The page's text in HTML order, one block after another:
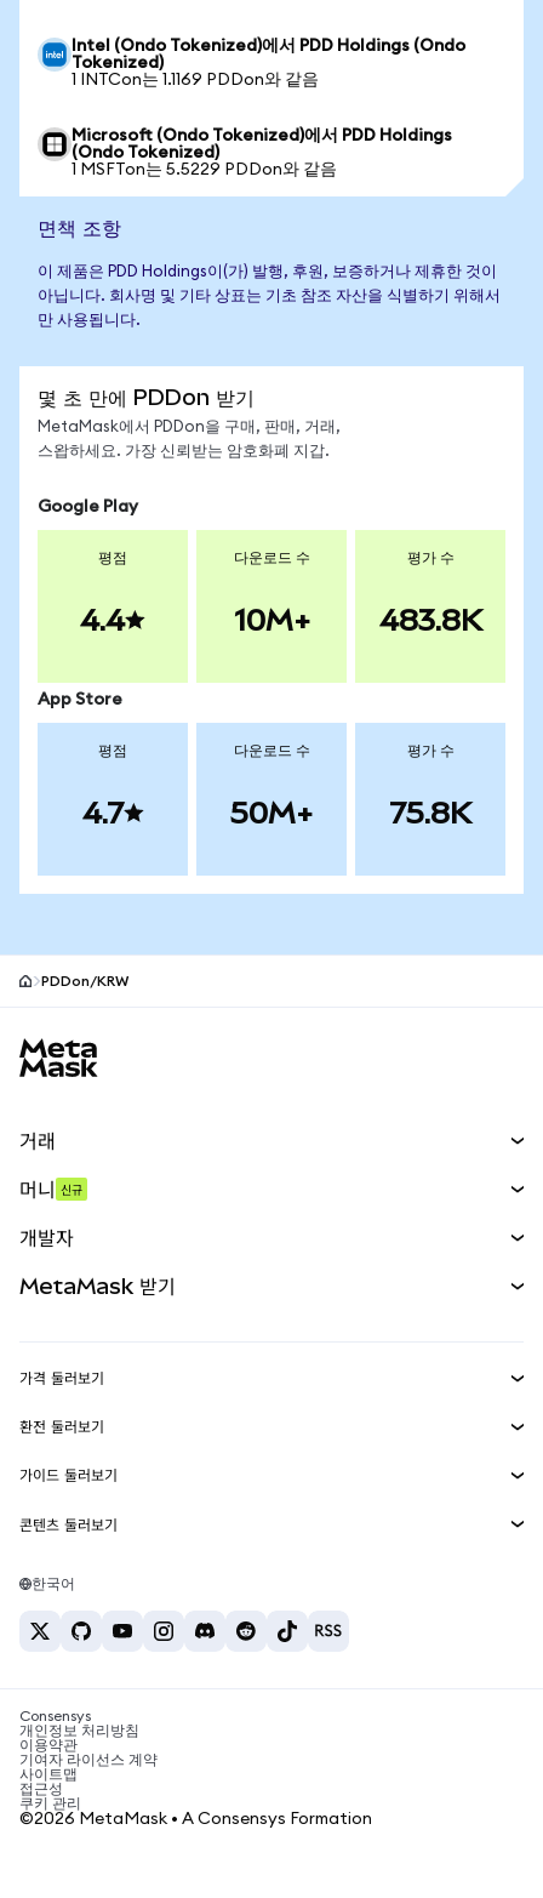
Intel (Ondo Tokenized)에서 PDD Holdings (Ondo
Tokenized)
1 INTCon는 1.1169 PDDon와 같음
Microsoft (Ondo Tokenized)에서 PDD Holdings
(Ondo Tokenized)
1 MSFTon는 5.5229 PDDon와 같음
면책 조항
이 제품은 PDD Holdings이(가) 발행, 후원, 보증하거나 제휴한 것이
아닙니다. 회사명 및 기타 상표는 기초 참조 자산을 식별하기 위해서
만 사용됩니다.
몇 초 만에 PDDon 받기
MetaMask에서 PDDon을 구매, 판매, 거래,
스왑하세요. 가장 신뢰받는 암호화폐 지갑.
Google Play
평점
4.4
다운로드 수
10M+
평가 수
483.8K
App Store
평점
4.7
다운로드 수
50M+
평가 수
75.8K
PDDon/KRW
거래
무기한 선물
실물자산
머니 신규
개발자
MetaMask Connect
Snaps
웹3 서비스
MetaMask 받기
보안
고객 지원
채용
가격 둘러보기
이더리움 가격
솔라나 가격
테더 가격
환전 둘러보기
ETH를 USD로 환전
USDT를 INR로 환전
BTC를 INR로 환전
ETH를 USDT로 환전
가이드 둘러보기
ETH 매수
USDT 매수
SHIB 매수
BNB 매수
콘텐츠 둘러보기
솔라나 지갑
암호화폐 세금 뉴스
암호화폐 매수 방법
비트코인 매도 방법
한국어
Consensys
개인정보 처리방침
이용약관
기여자 라이선스 계약
사이트맵
접근성
쿠키 관리
©2026 MetaMask • A Consensys Formation